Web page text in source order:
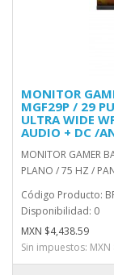
MONITOR
MGF29P / 29
ULTRA WIDE
AUDIO + DC /
MONITOR GAMER
PLANO / 75 HZ /
Código Producto:
Disponibilidad: 0
MXN $4,438.59
Sin impuestos: MXN